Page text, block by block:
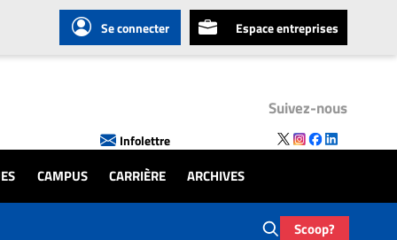
Se connecter Espace entreprises
Infolettre
Suivez-nous
CAMPUS CARRIÈRE ARCHIVES
Scoop?